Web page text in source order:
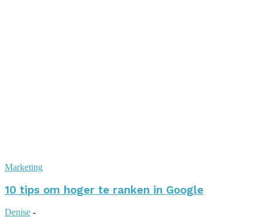
Marketing
10 tips om hoger te ranken in Google
Denise -